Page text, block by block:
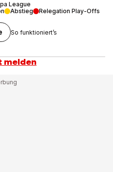
League
Abstieg Relegation Play-Offs
So funktioniert’s
melden